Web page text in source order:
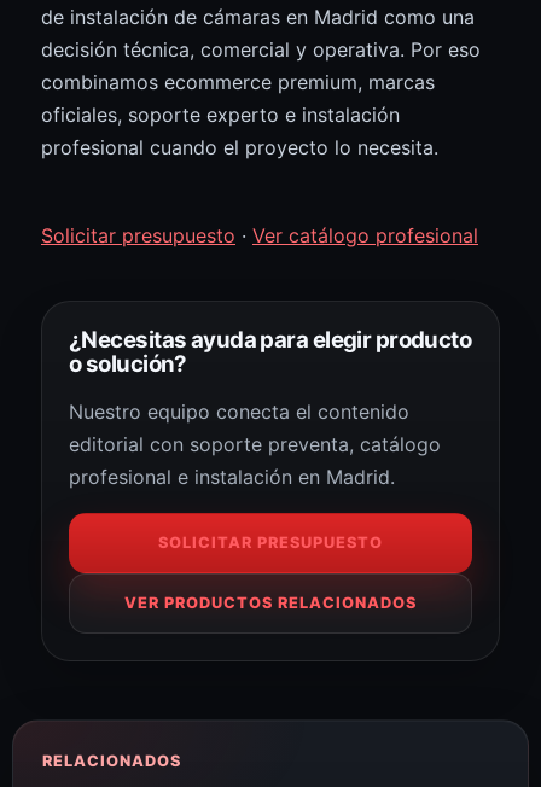
de instalación de cámaras en Madrid como una
decisión técnica, comercial y operativa. Por eso
combinamos ecommerce premium, marcas
oficiales, soporte experto e instalación
profesional cuando el proyecto lo necesita.
Solicitar presupuesto · Ver catálogo profesional
¿Necesitas ayuda para elegir producto
o solución?
Nuestro equipo conecta el contenido
editorial con soporte preventa, catálogo
profesional e instalación en Madrid.
SOLICITAR PRESUPUESTO
VER PRODUCTOS RELACIONADOS
RELACIONADOS